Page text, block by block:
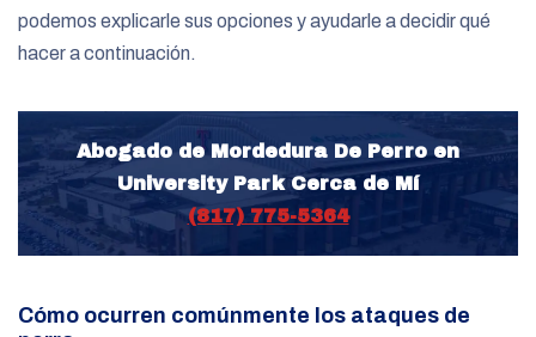
podemos explicarle sus opciones y ayudarle a decidir qué
hacer a continuación.
Abogado de Mordedura De Perro en
University Park Cerca de Mí
(817) 775-5364
Cómo ocurren comúnmente los ataques de